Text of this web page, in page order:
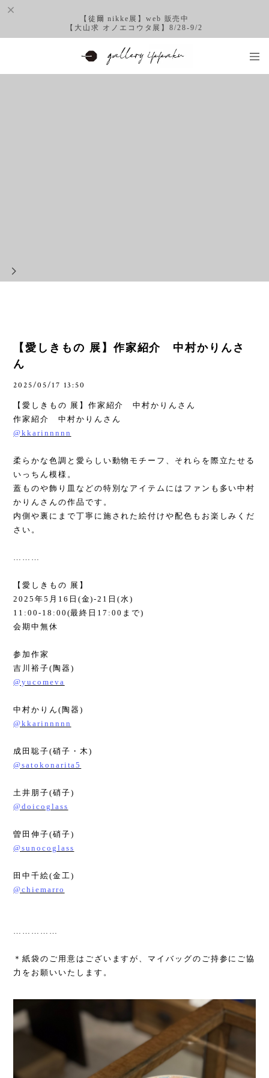
【徒爾 nikke展】web 販売中
【大山求 オノエコウタ展】8/28-9/2
【愛しきもの 展】作家紹介 中村かりんさ
ん
2025/05/17 13:50
【愛しきもの 展】作家紹介 中村かりんさん
作家紹介 中村かりんさん
@kkarinnnnn
柔らかな色調と愛らしい動物モチーフ、それらを際立たせる
いっちん模様。
蓋ものや飾り皿などの特別なアイテムにはファンも多い中村
かりんさんの作品です。
内側や裏にまで丁寧に施された絵付けや配色もお楽しみくだ
さい。
………
【愛しきもの 展】
2025年5 月 16 日 (金)-21 日(水)
11:00-18:00(最終日 17:00 まで)
会期中無休
参加作家
吉川裕子( 陶器)
@yucomeva
中村かりん ( 陶器)
@kkarinnnnn
成田聡子(硝子・木 )
@satokonarita5
土井朋子(硝子)
@doicoglass
曽田伸子(硝子)
@sunocoglass
田中千絵(金工)
@chiemarro
……………
＊紙袋のご用意はございますが、マイバッグのご持参にご協
力をお願いいたします。